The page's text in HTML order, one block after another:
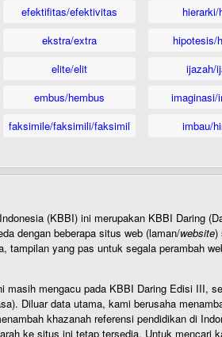
efektifitas/efektivitas
ekstra/extra
elite/elit
embus/hembus
faksimile/faksimili/faksimil
hierarki/
hipotesis/
ijazah/
imaginasi/
imbau/
(KBBI) ini merupakan KBBI Daring
dengan beberapa situs web (laman/website)
tampilan yang pas untuk segala perambah
masih mengacu pada KBBI Daring Edisi III,
Diluar data utama, kami berusaha
khazanah referensi pendidikan di
ke situs ini tetap tersedia. Untuk mencari